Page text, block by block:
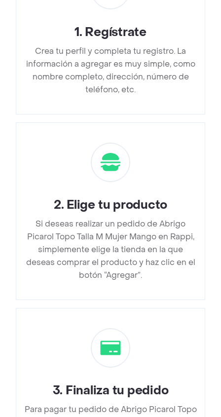
1. Regístrate
Crea tu perfil y completa tu registro. La
información a agregar es muy simple, como
nombre completo, dirección, número de
teléfono, etc.
2. Elige tu producto
Si deseas realizar un pedido de Abrigo
Picarol Topo Talla M Mujer Mango en Rappi,
simplemente elige la tienda en la que
deseas comprar el producto y haz clic en el
botón “Agregar”.
3. Finaliza tu pedido
Para pagar tu pedido de Abrigo Picarol Topo